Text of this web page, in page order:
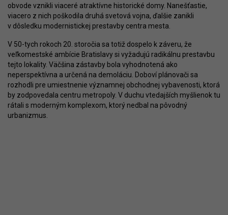
obvode vznikli viaceré atraktívne historické domy. Nanešťastie,
viacero z nich poškodila druhá svetová vojna, ďalšie zanikli
v dôsledku modernistickej prestavby centra mesta.
V 50-tych rokoch 20. storočia sa totiž dospelo k záveru, že
veľkomestské ambície Bratislavy si vyžadujú radikálnu prestavbu
tejto lokality. Väčšina zástavby bola vyhodnotená ako
neperspektívna a určená na demoláciu. Doboví plánovači sa
rozhodli pre umiestnenie významnej obchodnej vybavenosti, ktorá
by zodpovedala centru metropoly. V duchu vtedajších myšlienok tu
rátali s moderným komplexom, ktorý nedbal na pôvodný
urbanizmus.